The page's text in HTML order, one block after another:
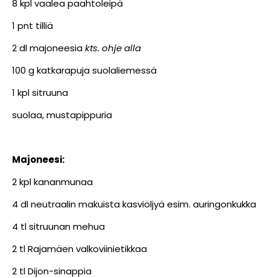
8 kpl vaalea paahtoleipä
1 pnt tilliä
2 dl majoneesiakts. ohje alla
100 g katkarapuja suolaliemessä
1 kpl sitruuna
suolaa, mustapippuria
Majoneesi:
2 kpl kananmunaa
4 dl neutraalin makuista kasviöljyä esim. auringonkukka
4 tl sitruunan mehua
2 tl Rajamäen valkoviinietikkaa
2 tl Dijon-sinappia